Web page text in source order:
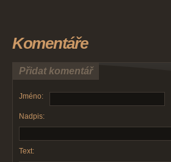
Komentáře
Přidat komentář
Jméno:
Nadpis:
Text: